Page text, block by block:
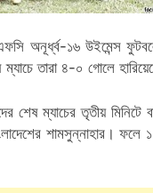
অনূর্ধ্ব-১৬ উইমেন্স
ম্যাচে তারা ৪-০ গোলে
শেষ ম্যাচের তৃতীয়
শামসুন্নাহার।